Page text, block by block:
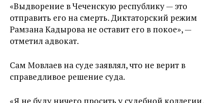
«Выдворение в Чеченскую республику — это
отправить его на смерть. Диктаторский режим
Рамзана Кадырова не оставит его в покое», —
отметил адвокат.
Сам Мовлаев на суде заявлял, что не верит в
справедливое решение суда.